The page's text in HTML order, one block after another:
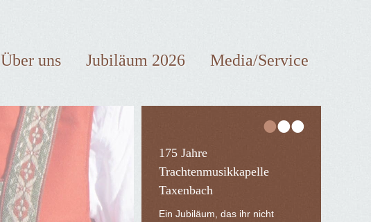
Über uns Jubiläum 2026 Media/Service
•••
175 Jahre
Trachtenmusikkapelle
Taxenbach
Ein Jubiläum, das ihr nicht